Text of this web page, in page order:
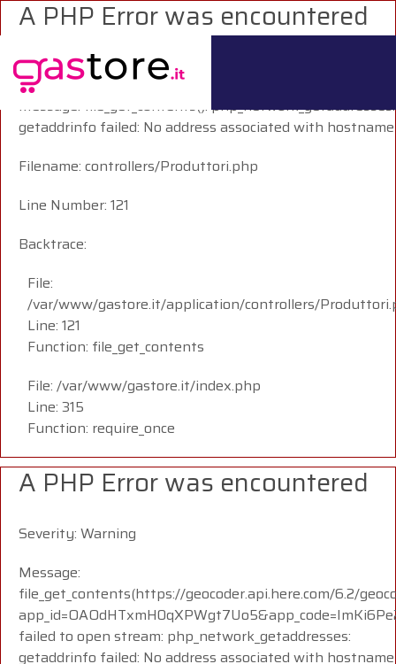
A PHP Error was encountered
Severity: Warning
Message: file_get_contents(): php_network_getaddresses:
getaddrinfo failed: No address associated with hostname
Filename: controllers/Produttori.php
Line Number: 121
Backtrace:
File:
/var/www/gastore.it/application/controllers/
Line: 121
Function: file_get_contents
File: /var/www/gastore.it/index.php
Line: 315
Function: require_once
A PHP Error was encountered
Severity: Warning
Message:
file_get_contents(https://geocoder.api.here.com/6.2/
failed to open stream: php_network_getaddresses:
getaddrinfo failed: No address associated with hostname